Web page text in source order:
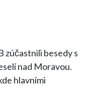
zúčastnili besedy s
nad Moravou.
hlavními